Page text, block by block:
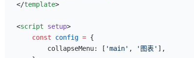
</template>
<script setup>
    const
config = {
        collapseMenu: [
'main' , '图表' ],